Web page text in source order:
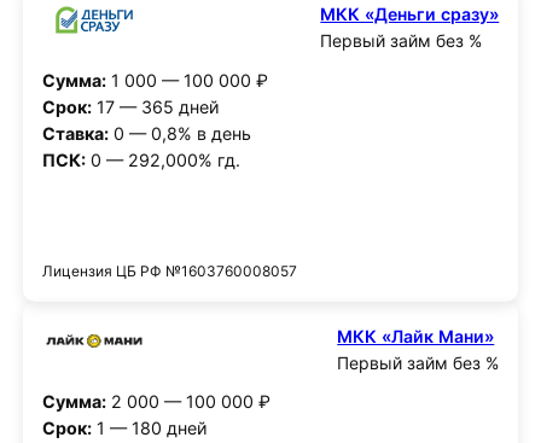
МКК «Деньги сразу»
Первый займ без %
Сумма:1 000 — 100 000 ₽
Срок:17 — 365 дней
Ставка:0 — 0,8% в день
ПСК:0 — 292,000% гд.
Лицензия ЦБ РФ №1603760008057
МКК «Лайк Мани»
Первый займ без %
Сумма:2 000 — 100 000 ₽
Срок:1 — 180 дней